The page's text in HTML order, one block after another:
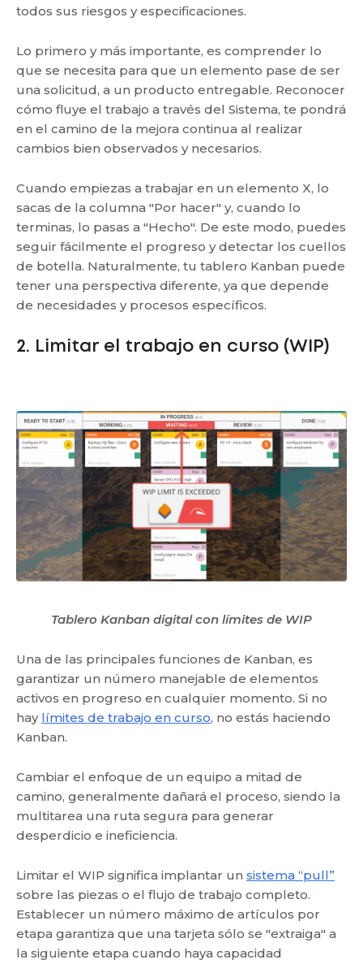
todos sus riesgos y especificaciones.
Lo primero y más importante, es comprender lo
que se necesita para que un elemento pase de ser
una solicitud, a un producto entregable. Reconocer
cómo fluye el trabajo a través del Sistema, te pondrá
en el camino de la mejora continua al realizar
cambios bien observados y necesarios.
Cuando empiezas a trabajar en un elemento X, lo
sacas de la columna "Por hacer" y, cuando lo
terminas, lo pasas a "Hecho". De este modo, puedes
seguir fácilmente el progreso y detectar los cuellos
de botella. Naturalmente, tu tablero Kanban puede
tener una perspectiva diferente, ya que depende
de necesidades y procesos específicos.
2. Limitar el trabajo en curso (WIP)
Tablero Kanban digital con límites de WIP
Una de las principales funciones de Kanban, es
garantizar un número manejable de elementos
activos en progreso en cualquier momento. Si no
hay límites de trabajo en curso, no estás haciendo
Kanban.
Cambiar el enfoque de un equipo a mitad de
camino, generalmente dañará el proceso, siendo la
multitarea una ruta segura para generar
desperdicio e ineficiencia.
Limitar el WIP significa implantar un sistema “pull”
sobre las piezas o el flujo de trabajo completo.
Establecer un número máximo de artículos por
etapa garantiza que una tarjeta sólo se "extraiga" a
la siguiente etapa cuando haya capacidad